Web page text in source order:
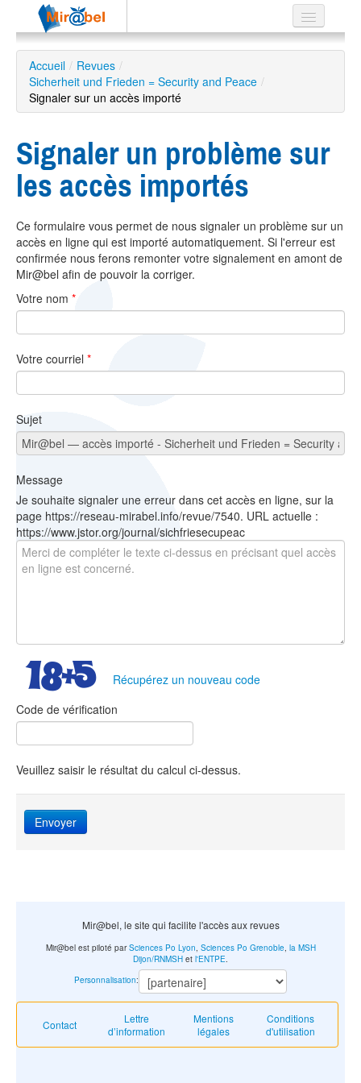
Le réseau
Soutien
Listes
Recherche
EN
ES
Accueil / Revues /
Sicherheit und Frieden = Security and Peace /
Signaler sur un accès importé
Signaler un problème sur
les accès importés
Ce formulaire vous permet de nous signaler un problème sur un
accès en ligne qui est importé automatiquement. Si l'erreur est
confirmée nous ferons remonter votre signalement en amont de
Mir@bel afin de pouvoir la corriger.
Votre nom *
Votre courriel *
Sujet
Message
Je souhaite signaler une erreur dans cet accès en ligne, sur la
page https://reseau-mirabel.info/revue/7540. URL actuelle :
https://www.jstor.org/journal/sichfriesecupeac
Récupérez un nouveau code
Code de vérification
Veuillez saisir le résultat du calcul ci-dessus.
Envoyer
Mir@bel, le site qui facilite l'accès aux revues
Contact
Lettre
d’information
Mentions
légales
Conditions
d'utilisation
Mir@bel est piloté parSciences Po Lyon Sciences Po Grenoble, la MSH
Dijon/RNMSH et l'ENTPE
Personnalisation: